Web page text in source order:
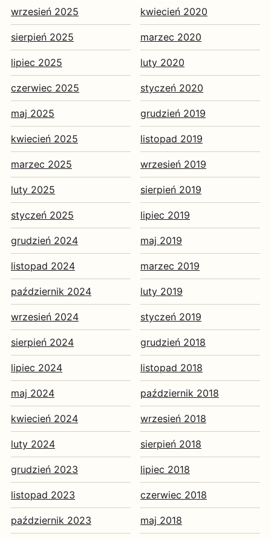
wrzesień 2025
sierpień 2025
lipiec 2025
czerwiec 2025
maj 2025
kwiecień 2025
marzec 2025
luty 2025
styczeń 2025
grudzień 2024
listopad 2024
październik 2024
wrzesień 2024
sierpień 2024
lipiec 2024
maj 2024
kwiecień 2024
luty 2024
grudzień 2023
listopad 2023
październik 2023
kwiecień 2020
marzec 2020
luty 2020
styczeń 2020
grudzień 2019
listopad 2019
wrzesień 2019
sierpień 2019
lipiec 2019
maj 2019
marzec 2019
luty 2019
styczeń 2019
grudzień 2018
listopad 2018
październik 2018
wrzesień 2018
sierpień 2018
lipiec 2018
czerwiec 2018
maj 2018